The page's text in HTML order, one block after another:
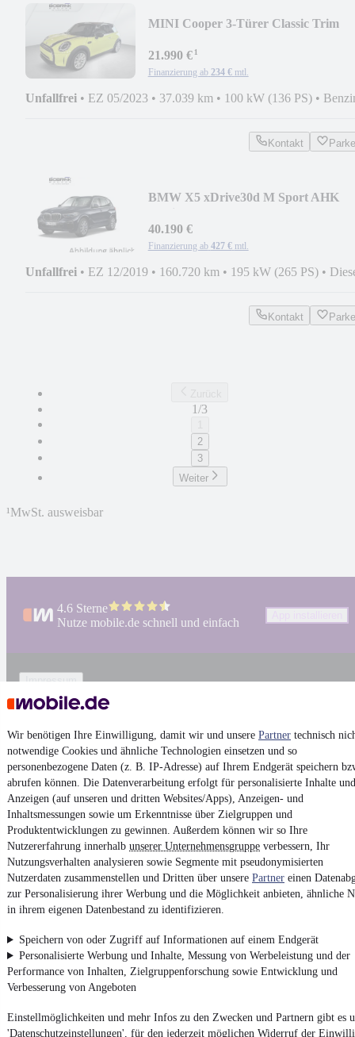
Wir benötigen Ihre Einwilligung, damit wir und unsere Partner technisch
notwendige Cookies und ähnliche Technologien einsetzen und so
personenbezogene Daten (z. B. IP-Adresse) auf Ihrem Endgerät speichern
abrufen können. Die Datenverarbeitung erfolgt für personalisierte Inhalte und
Anzeigen (auf unseren und dritten Websites/Apps), Anzeigen- und
Inhaltsmessungen sowie um Erkenntnisse über Zielgruppen und
Produktentwicklungen zu gewinnen. Außerdem können wir so Ihre
Nutzererfahrung innerhalb unserer Unternehmensgruppe verbessern, Ihr
Nutzungsverhalten analysieren sowie Segmente mit pseudonymisierten
Nutzerdaten zusammenstellen und Dritten über unsere Partner einen
zur Personalisierung ihrer Werbung und die Möglichkeit anbieten, ähnliche
in ihrem eigenen Datenbestand zu identifizieren.
Speichern von oder Zugriff auf Informationen auf einem Endgerät
Personalisierte Werbung und Inhalte, Messung von Werbeleistung und der
Performance von Inhalten, Zielgruppenforschung sowie Entwicklung und
Verbesserung von Angeboten
Einstellmöglichkeiten und mehr Infos zu den Zwecken und Partnern gibt es
'Datenschutzeinstellungen', für den jederzeit möglichen Widerruf der
MINI Cooper 3-Türer Classic Trim
21.990 €¹
Finanzierung ab 234 € mtl.
Unfallfrei • EZ 05/2023 • 37.039 km • 100 kW (136 PS) •
Kontakt
BMW X5 xDrive30d M Sport AHK
40.190 €
Finanzierung ab 427 € mtl.
Unfallfrei • EZ 12/2019 • 160.720 km • 195 kW (265 PS) •
Kontakt
1/3
2
3
Weiter
¹MwSt. ausweisbar
4.6 Sterne
Nutze mobile.de schnell und einfach
Impressum
AGB
Datenschutz
Datenschutzeinstellungen
Erklärung zur Barrierefreiheit
Report Security Vulnerability (English)
Powered by
VonBMW GebrauchtwagenüberBMW Leasing